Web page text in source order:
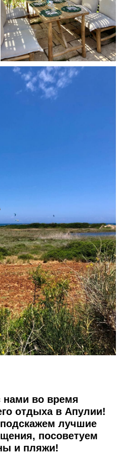
нами во время
отдыха в Апулии!
лучшие
посоветуем
и пляжи!